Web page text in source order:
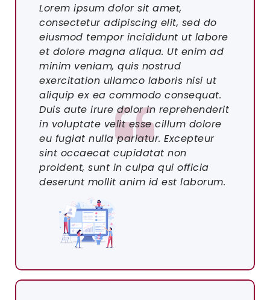
Lorem ipsum dolor sit amet,
consectetur adipiscing elit, sed do
eiusmod tempor incididunt ut labore
et dolore magna aliqua. Ut enim ad
minim veniam, quis nostrud
exercitation ullamco laboris nisi ut
aliquip ex ea commodo consequat.
Duis aute irure dolor in reprehenderit
in voluptate velit esse cillum dolore
eu fugiat nulla pariatur. Excepteur
sint occaecat cupidatat non
proident, sunt in culpa qui officia
deserunt mollit anim id est laborum.